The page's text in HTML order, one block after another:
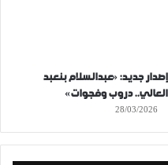
إصدار جديد: «عبدالسلام بنعبد
العالي.. دروب وفجوات»
28/03/2026